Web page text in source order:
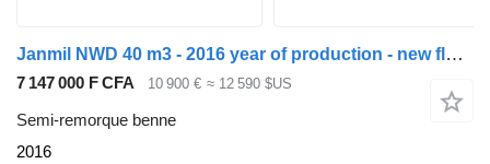
Janmil NWD 40 m3 - 2016 year of production - new floor - new tires !
7 147 000 F CFA 10 900 € ≈ 12 590 $US
Semi-remorque benne
2016